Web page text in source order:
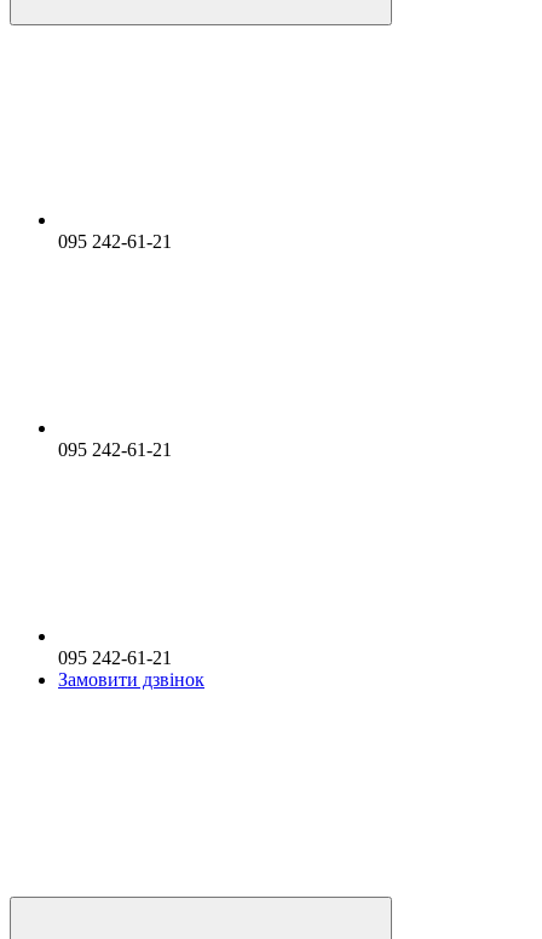
095 242-61-21
095 242-61-21
095 242-61-21
Замовити дзвінок